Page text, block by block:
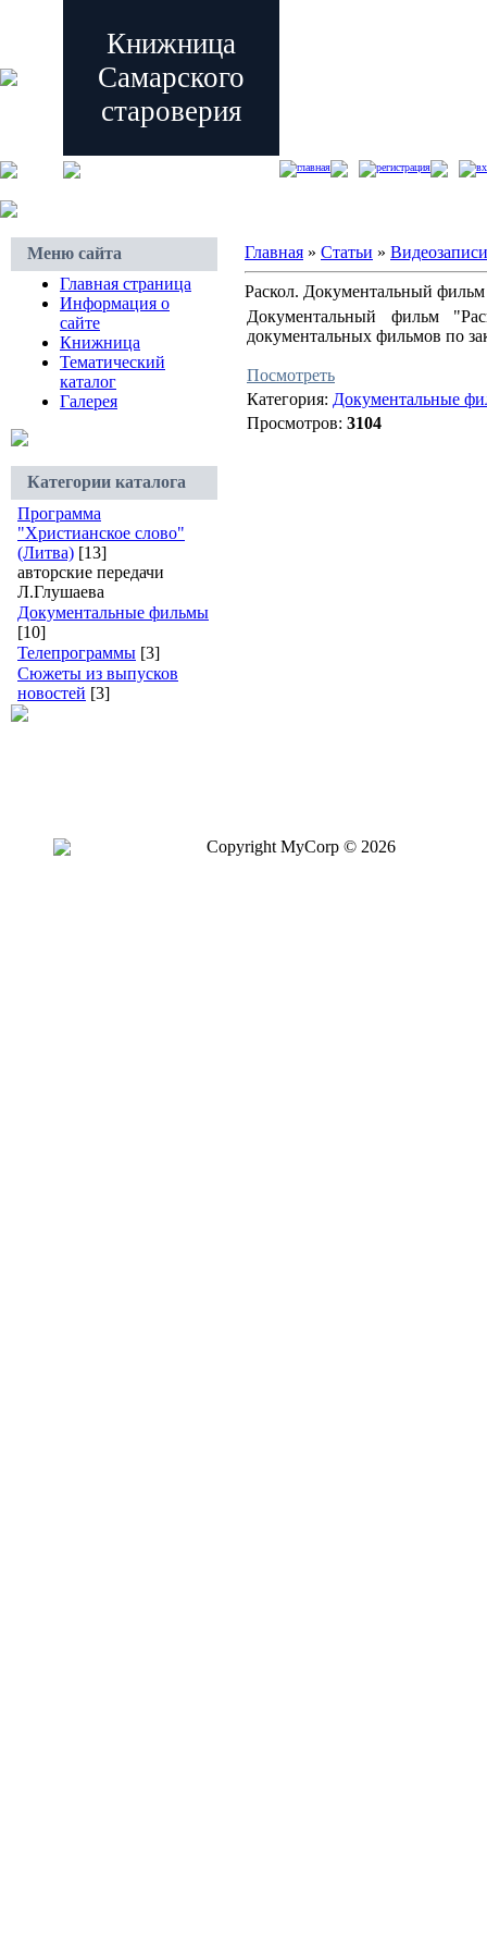
Книжница
Самарского
староверия
главная регистрация
Меню сайта
Главная страница
Информация о
сайте
Книжница
Тематический
каталог
Галерея
Категории каталога
Программа
"Христианское слово"
(Литва) [13]
авторские передачи
Л.Глушаева
Документальные фильмы
[10]
Телепрограммы [3]
Сюжеты из выпусков
новостей [3]
Главная » Статьи » Видеозаписи
Раскол. Документальный фильм
Документальный фильм
документальных фильмов по
Посмотреть
Категория: Документальные
Просмотров: 3104
Copyright MyCorp © 2026